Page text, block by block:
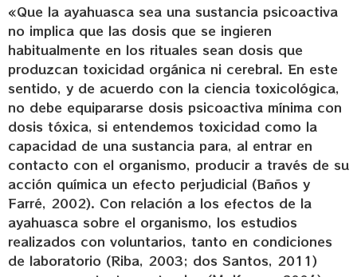
«Que la ayahuasca sea una sustancia psicoactiva
no implica que las dosis que se ingieren
habitualmente en los rituales sean dosis que
produzcan toxicidad orgánica ni cerebral. En este
sentido, y de acuerdo con la ciencia toxicológica,
no debe equipararse dosis psicoactiva mínima con
dosis tóxica, si entendemos toxicidad como la
capacidad de una sustancia para, al entrar en
contacto con el organismo, producir a través de su
acción química un efecto perjudicial (Baños y
Farré, 2002). Con relación a los efectos de la
ayahuasca sobre el organismo, los estudios
realizados con voluntarios, tanto en condiciones
de laboratorio (Riba, 2003; dos Santos, 2011)